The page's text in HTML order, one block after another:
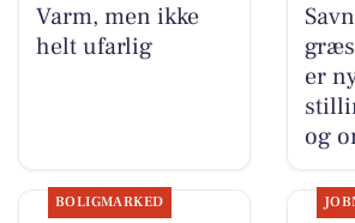
Varm, men ikke
helt ufarlig
er
og
BOLIGMARKED